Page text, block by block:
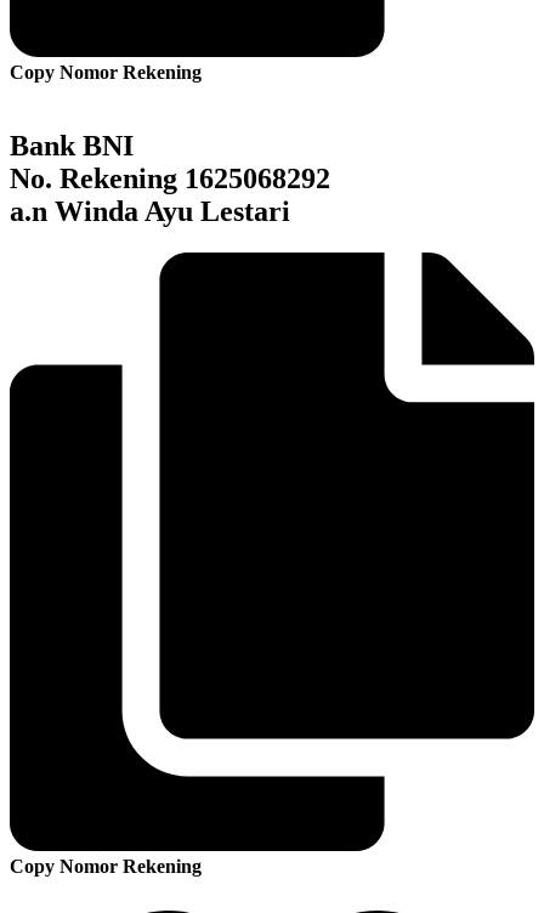
Copy Nomor Rekening
Bank BNI
No. Rekening 1625068292
a.n Winda Ayu Lestari
Copy Nomor Rekening